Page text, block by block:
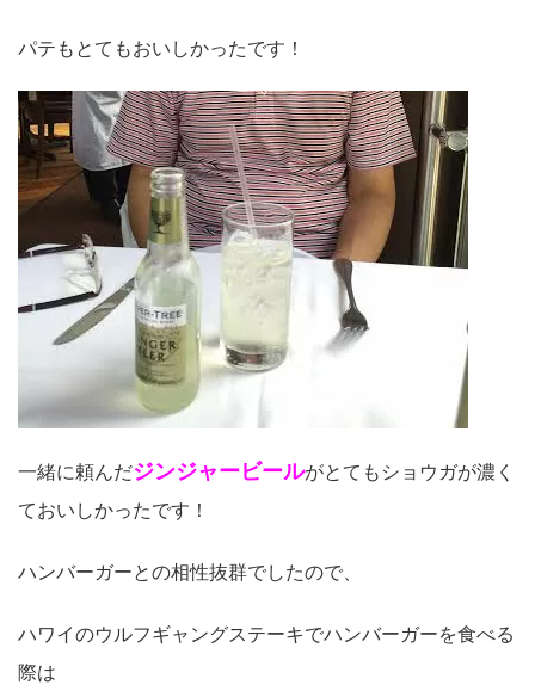
パテもとてもおいしかったです！
一緒に頼んだジンジャービールがとてもショウガが濃く
ておいしかったです！
ハンバーガーとの相性抜群でしたので、
ハワイのウルフギャングステーキでハンバーガーを食べる
際は